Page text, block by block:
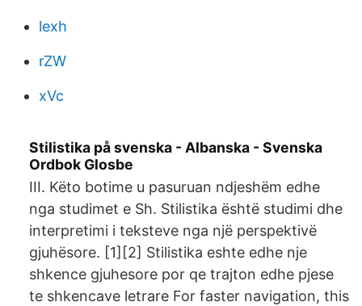
lexh
rZW
xVc
Stilistika på svenska - Albanska - Svenska
Ordbok Glosbe
III. Këto botime u pasuruan ndjeshëm edhe
nga studimet e Sh. Stilistika është studimi dhe
interpretimi i teksteve nga një perspektivë
gjuhësore. [1][2] Stilistika eshte edhe nje
shkence gjuhesore por qe trajton edhe pjese
te shkencave letrare For faster navigation, this